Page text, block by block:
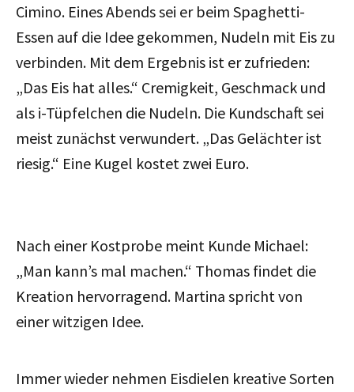
Cimino. Eines Abends sei er beim Spaghetti-
Essen auf die Idee gekommen, Nudeln mit Eis zu
verbinden. Mit dem Ergebnis ist er zufrieden:
„Das Eis hat alles.“ Cremigkeit, Geschmack und
als i-Tüpfelchen die Nudeln. Die Kundschaft sei
meist zunächst verwundert. „Das Gelächter ist
riesig.“ Eine Kugel kostet zwei Euro.
Nach einer Kostprobe meint Kunde Michael:
„Man kann’s mal machen.“ Thomas findet die
Kreation hervorragend. Martina spricht von
einer witzigen Idee.
Immer wieder nehmen Eisdielen kreative Sorten